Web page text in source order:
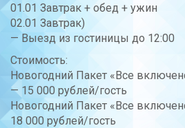
01.01 Завтрак + обед + ужин
02.01 Завтрак)
— Выезд из гостиницы до 12:00
Стоимость:
Новогодний Пакет «Все
— 15 000 рублей/гость
Новогодний Пакет «Все
18 000 рублей/гость